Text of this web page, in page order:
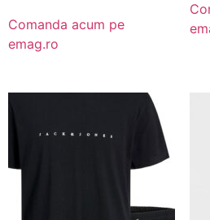
Comanda acum pe
emag.ro